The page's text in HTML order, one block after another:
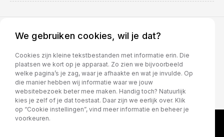
BOVAG voorwaarden
We gebruiken cookies, wil je dat?
Cookies zijn kleine tekstbestanden met informatie erin. Die
plaatsen we kort op je apparaat. Zo zien we bijvoorbeeld
welke pagina’s je zag, waar je afhaakte en wat je invulde. Op
die manier hebben wij informatie waar we jouw
websitebezoek beter mee maken. Handig toch? Natuurlijk
kies je zelf of je dat toestaat. Daar zijn we eerlijk over. Klik
op “Cookie instellingen”, vind meer informatie en beheer je
voorkeuren.